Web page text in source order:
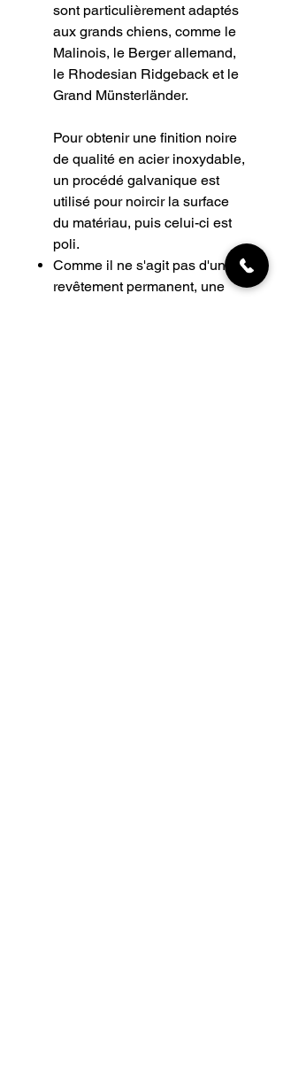
sont particulièrement adaptés
aux grands chiens, comme le
Malinois, le Berger allemand,
le Rhodesian Ridgeback et le
Grand Münsterländer.
Pour obtenir une finition noire
de qualité en acier inoxydable,
un procédé galvanique est
utilisé pour noircir la surface
du matériau, puis celui-ci est
poli.
Comme il ne s'agit pas d'un
revêtement permanent, une